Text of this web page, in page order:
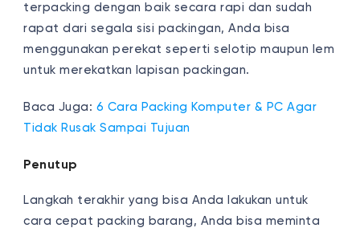
terpacking dengan baik secara rapi dan sudah
rapat dari segala sisi packingan, Anda bisa
menggunakan perekat seperti selotip maupun lem
untuk merekatkan lapisan packingan.
Baca Juga: 6 Cara Packing Komputer & PC Agar
Tidak Rusak Sampai Tujuan
Penutup
Langkah terakhir yang bisa Anda lakukan untuk
cara cepat packing barang, Anda bisa meminta